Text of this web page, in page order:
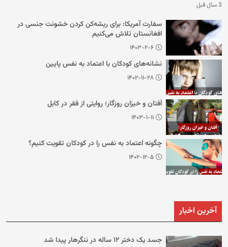
3 سال قبل
سفارت آمریکا: برای ریشه‌کن کردن خشونت جنسی در
افغانستان تلاش می‌کنیم
۱۴۰۳-۲-۶
نشانه‌های کودکان با اعتماد به نفس پایین
۱۴۰۲-۱۱-۲۸
اُفتان و خیزان روزگار؛ روایتی از فقر در کابل
۱۴۰۳-۱-۱۱
چگونه اعتماد به نفس را در کودکان تقویت کنیم؟
۱۴۰۲-۱۲-۵
آخرین اخبار
جسد یک دختر ۱۲ ساله در ننگرهار پیدا شد